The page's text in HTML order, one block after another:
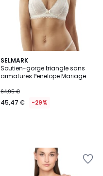
SELMARK
Soutien-gorge triangle sans
armatures Penelope Mariage
64,95 €
45,47 € -29%